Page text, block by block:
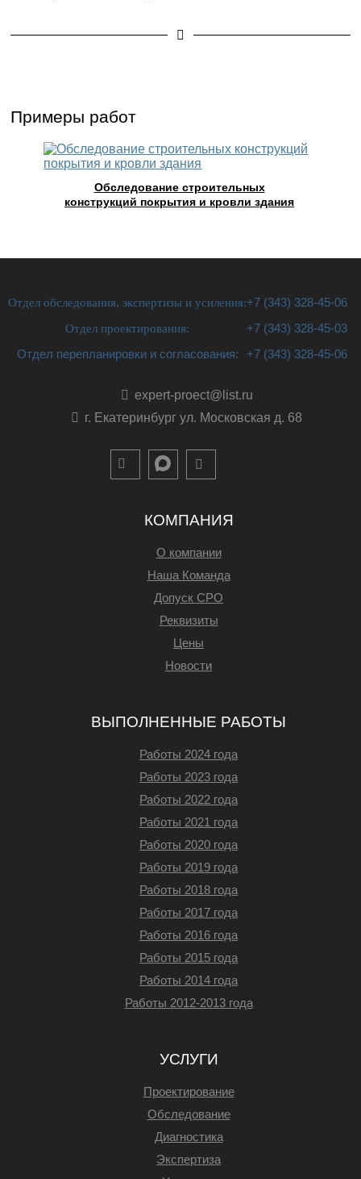
Примеры работ
Обследование строительных
конструкций покрытия и кровли здания
Отдел обследования, экспертизы и усиления:+7 (343) 328-45-06
Отдел проектирования:
+7 (343) 328-45-03
Отдел перепланировки и согласования:
+7 (343) 328-45-06
expert-proect@list.ru
г. Екатеринбург ул. Московская д. 68
КОМПАНИЯ
О компании
Наша Команда
Допуск СРО
Реквизиты
Цены
Новости
ВЫПОЛНЕННЫЕ РАБОТЫ
Работы 2024 года
Работы 2023 года
Работы 2022 года
Работы 2021 года
Работы 2020 года
Работы 2019 года
Работы 2018 года
Работы 2017 года
Работы 2016 года
Работы 2015 года
Работы 2014 года
Работы 2012-2013 года
УСЛУГИ
Проектирование
Обследование
Диагностика
Экспертиза